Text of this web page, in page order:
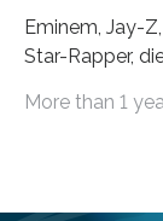
Eminem, Jay-
Star-Rapper,
beanspruchen.
More than 1